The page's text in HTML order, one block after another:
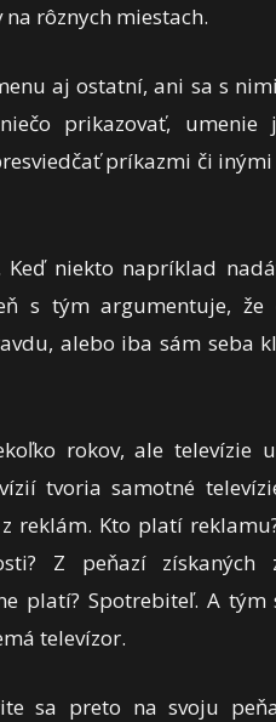
rôznych miestach.
aj ostatní, ani sa s
prikazovať, umenie
príkazmi či
Keď niekto napríklad
s tým argumentuje,
alebo iba sám seba
rokov, ale televízie
tvoria samotné
reklám. Kto platí
Z peňazí
platí? Spotrebiteľ. A
televízor.
sa preto na svoju